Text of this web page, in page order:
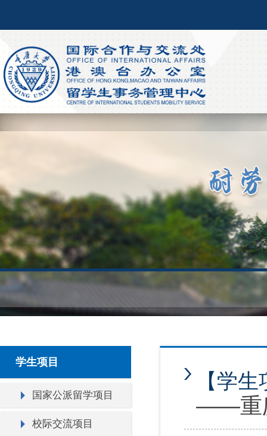
学生项目
国家公派留学项目
校际交流项目
【学
——重